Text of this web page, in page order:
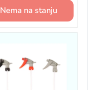
Nema na stanju